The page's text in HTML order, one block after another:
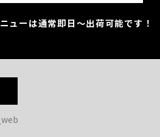
ューは通常即日～出荷可能です！